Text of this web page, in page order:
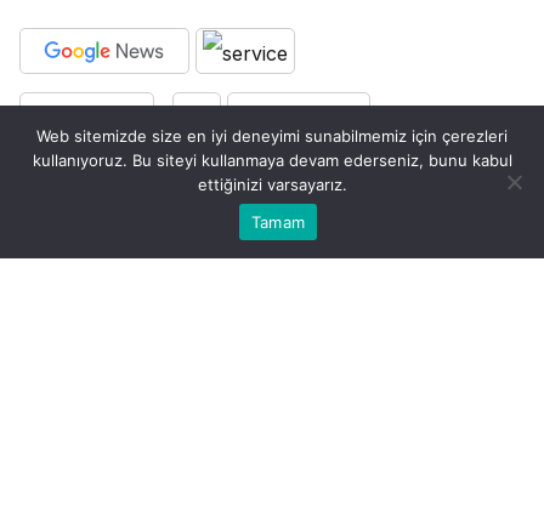
En sevilen dijital banka olma hedefiyle ilerleyen
ING Türkiye, masrafsız bankacılık yaklaşımıyla
KOBİ’lerin günlük bankacılık işlemlerinden
Bu web sitesinde en iyi deneyimi yaşamanızı sağlamak
Hesabım
0
Web sitemizde size en iyi deneyimi sunabilmemiz için çerezleri
kullanıyoruz. Bu siteyi kullanmaya devam ederseniz, bunu kabul
ettiğinizi varsayarız.
Tamam